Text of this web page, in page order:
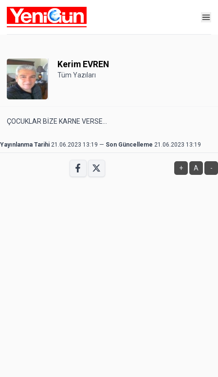
Kerim EVREN
Tüm Yazıları
ÇOCUKLAR BİZE KARNE VERSE...
Yayınlanma Tarihi 21.06.2023 13:19 — Son Güncelleme 21.06.2023 13:19
+ A -